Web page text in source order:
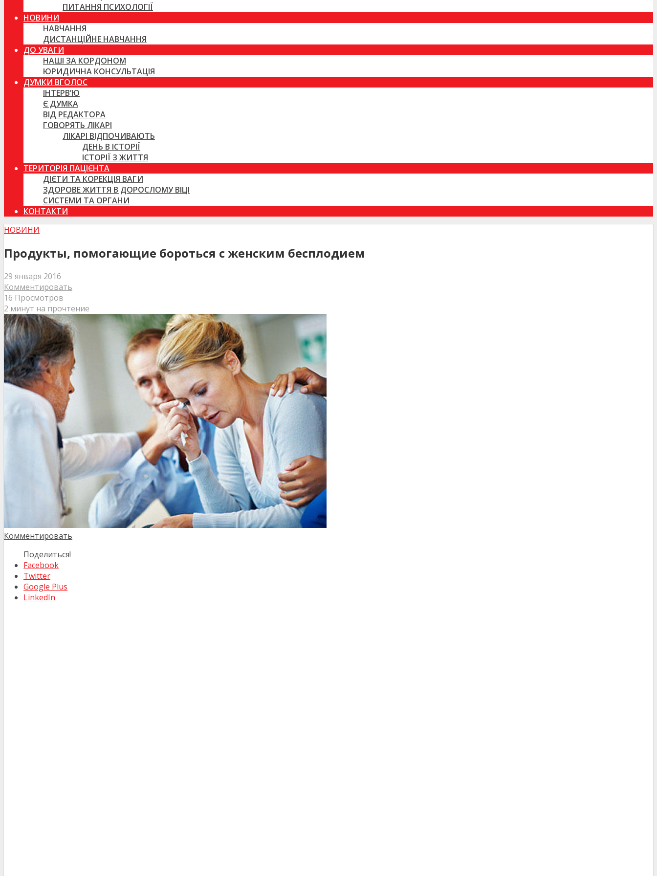
ПИТАННЯ ПСИХОЛОГІЇ
НОВИНИ
НАВЧАННЯ
ДИСТАНЦІЙНЕ НАВЧАННЯ
ДО УВАГИ
НАШІ ЗА КОРДОНОМ
ЮРИДИЧНА КОНСУЛЬТАЦІЯ
ДУМКИ ВГОЛОС
ІНТЕРВ’Ю
Є ДУМКА
ВІД РЕДАКТОРА
ГОВОРЯТЬ ЛІКАРІ
ЛІКАРІ ВІДПОЧИВАЮТЬ
ДЕНЬ В ІСТОРІЇ
ІСТОРІЇ З ЖИТТЯ
ТЕРИТОРІЯ ПАЦІЄНТА
ДІЄТИ ТА КОРЕКЦІЯ ВАГИ
ЗДОРОВЕ ЖИТТЯ В ДОРОСЛОМУ ВІЦІ
СИСТЕМИ ТА ОРГАНИ
КОНТАКТИ
НОВИНИ
Продукты, помогающие бороться с женским бесплодием
29 января 2016
Комментировать
16 Просмотров
2 минут на прочтение
Комментировать
Поделиться!
Facebook
Twitter
Google Plus
LinkedIn